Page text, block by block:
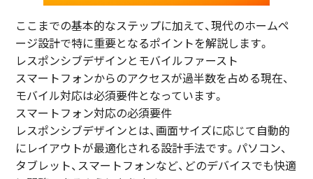
ここまでの基本的なステップに加えて、現代のホームペ
ージ設計で特に重要となるポイントを解説します。
レスポンシブデザインとモバイルファースト
スマートフォンからのアクセスが過半数を占める現在、
モバイル対応は必須要件となっています。
スマートフォン対応の必須要件
レスポンシブデザインとは、画面サイズに応じて自動的
にレイアウトが最適化される設計手法です。パソコン、
タブレット、スマートフォンなど、どのデバイスでも快適